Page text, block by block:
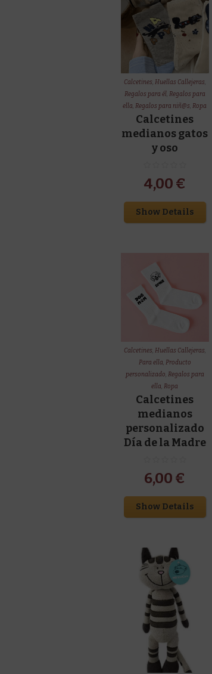
Calcetines, Huellas Callejeras,
Regalos para él, Regalos para
ella,Regalos para niñ@s,Ropa
Calcetines
medianos gatos
y oso
4,00 €
Show Details
Calcetines, Huellas Callejeras,
Para ella, Producto
personalizado, Regalos para
ella,Ropa
Calcetines
medianos
personalizado
Día de la Madre
6,00 €
Show Details